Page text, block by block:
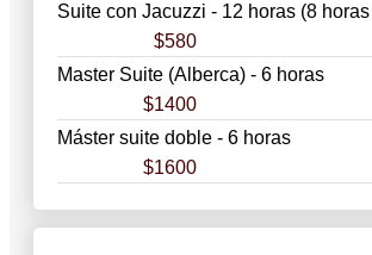
Suite con Jacuzzi - 12 horas (8
$580
Master Suite (Alberca) - 6 horas
$1400
Máster suite doble - 6 horas
$1600